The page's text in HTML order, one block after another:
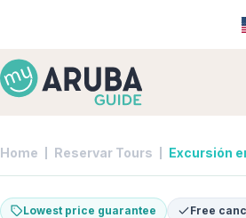
Home Reservar Tours
Lowest price guarantee Free